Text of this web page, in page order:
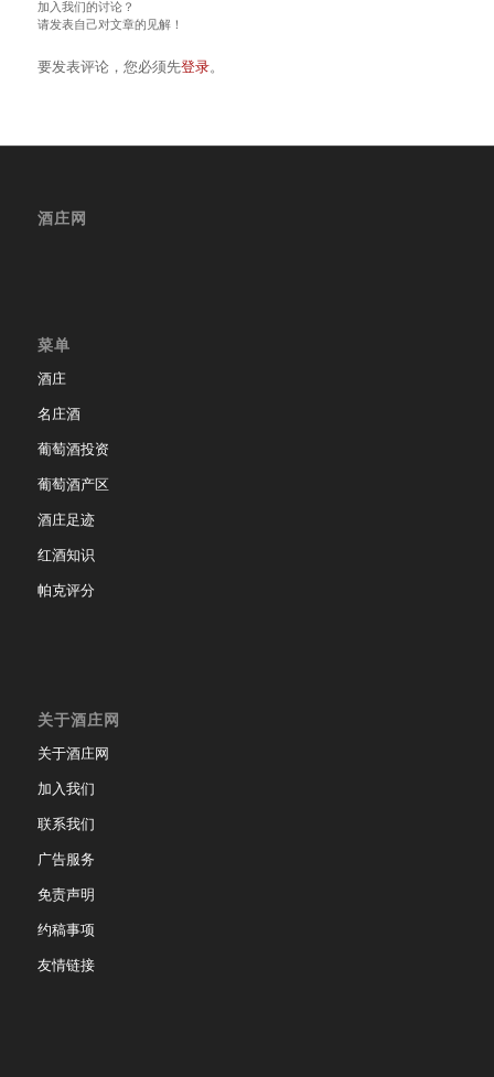
加入我们的讨论？
请发表自己对文章的见解！
要发表评论，您必须先登录。
酒庄网
菜单
酒庄
名庄酒
葡萄酒投资
葡萄酒产区
酒庄足迹
红酒知识
帕克评分
关于酒庄网
关于酒庄网
加入我们
联系我们
广告服务
免责声明
约稿事项
友情链接